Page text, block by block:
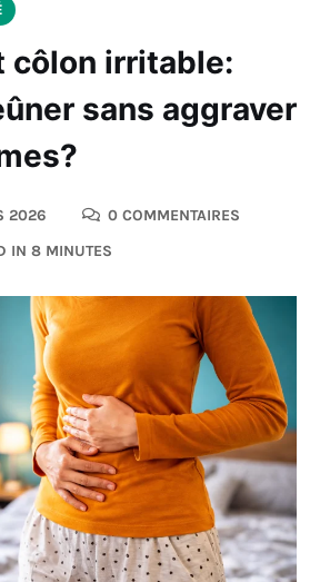
côlon irritable:
sans aggraver
2026
0 COMMENTAIRES
IN 8 MINUTES